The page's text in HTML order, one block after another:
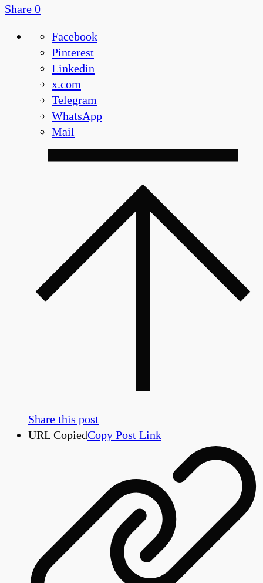
Share 0
Facebook
Pinterest
Linkedin
x.com
Telegram
WhatsApp
Mail
Share this post
URL CopiedCopy Post Link